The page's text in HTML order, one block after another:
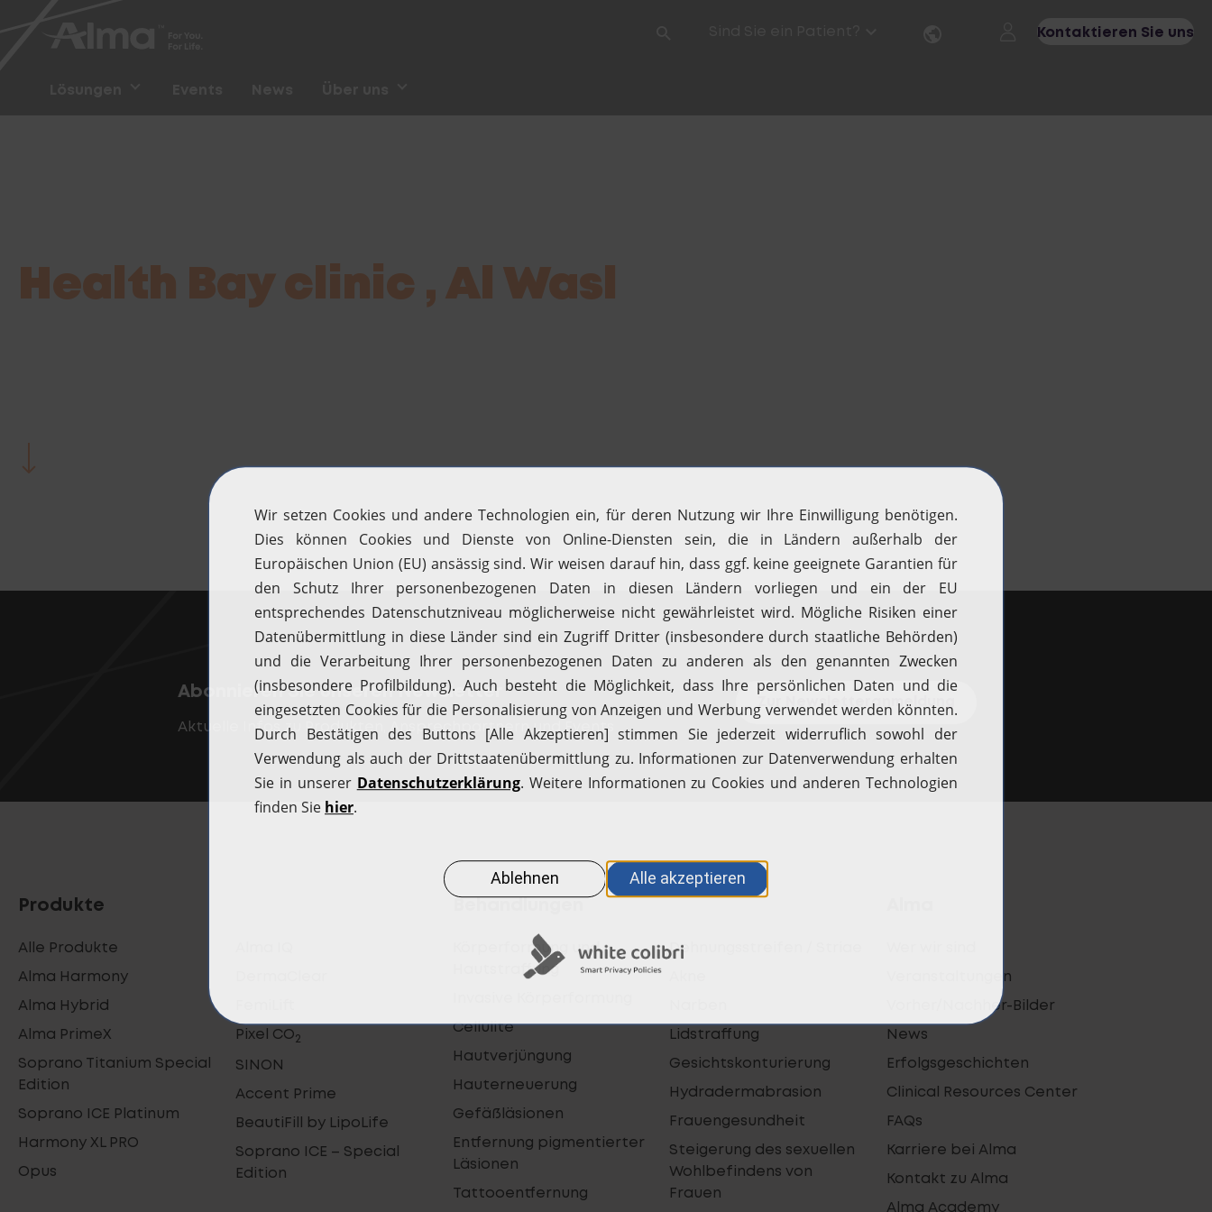
Kontaktieren Sie uns
Health Bay clinic , Al Wasl
Abonnieren Sie unseren Newsletter
Aktuelle Infos zu Produkten, Ansprechpartnern und Events
Zur Newsletteranmeldung
Produkte
Alle Produkte
Alma Harmony
Alma Hybrid
Alma PrimeX
Soprano Titanium Special
Edition
Soprano ICE Platinum
Harmony XL PRO
Opus
Pixel CO2
SINON
Accent Prime
BeautiFill by LipoLife
Soprano ICE – Special
Edition
Körperformung und
Hautstraffung
Cellulite
Hautverjüngung
Hauterneuerung
Gefäßläsionen
Entfernung pigmentierter
Läsionen
Tattooentfernung
Dehnungsstreifen / Striae
Lidstraffung
Gesichtskonturierung
Hydradermabrasion
Frauengesundheit
Steigerung des sexuellen
Wohlbefindens von
Frauen
Veranstaltungen
Vorher/Nachher-Bilder
News
Erfolgsgeschichten
Clinical Resources Center
FAQs
Karriere bei Alma
Kontakt zu Alma
Alma Academy